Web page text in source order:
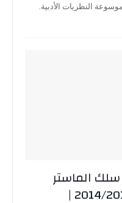
النظريات الأدبية.
سلك الماستر
برسم السنة الجامعية 2014/2015 |